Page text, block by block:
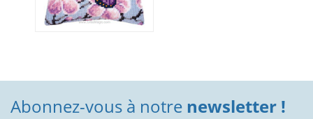
Abonnez-vous à notre newsletter !